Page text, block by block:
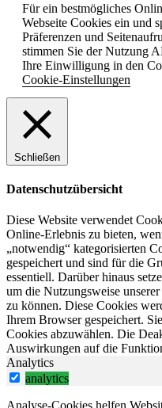
Für ein bestmögliches
Webseite Cookies ein und
Präferenzen und
stimmen Sie der Nutzung
Ihre Einwilligung in den
Cookie-Einstellungen
Schließen
Datenschutzübersicht
Diese Website verwendet
Online-Erlebnis zu bieten,
„notwendig“ kategorisierten
gespeichert und sind für die
essentiell. Darüber hinaus
um die Nutzungsweise
zu können. Diese Cookies
Ihrem Browser gespeichert.
Cookies abzuwählen. Die
Auswirkungen auf die
Analytics
analytics